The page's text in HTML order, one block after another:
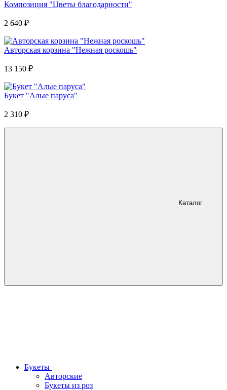
Композиция "Цветы благодарности"
2 640 ₽
Авторская корзина "Нежная роскошь"
13 150 ₽
Букет "Алые паруса"
2 310 ₽
Каталог
Букеты
Авторские
Букеты из роз